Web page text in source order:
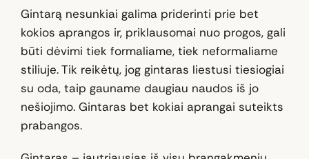
Gintarą nesunkiai galima priderinti prie bet
kokios aprangos ir, priklausomai nuo progos, gali
būti dėvimi tiek formaliame, tiek neformaliame
stiliuje. Tik reikėtų, jog gintaras liestusi tiesiogiai
su oda, taip gauname daugiau naudos iš jo
nešiojimo. Gintaras bet kokiai aprangai suteikts
prabangos.